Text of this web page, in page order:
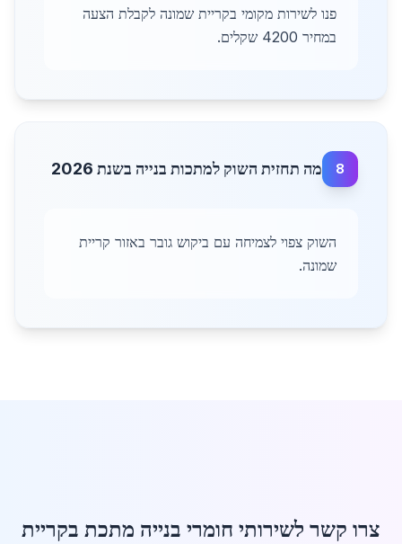
פנו לשירות מקומי בקריית שמונה לקבלת הצעה
במחיר 4200 שקלים.
8 מה תחזית השוק למתכות בנייה בשנת 2026
השוק צפוי לצמיחה עם ביקוש גובר באזור קריית
שמונה.
צרו קשר לשירותי חומרי בנייה מתכת בקריית